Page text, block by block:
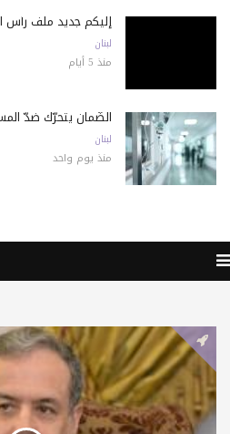
إليكم جديد ملف رأس
لبنان
منذ 5 أيام
الضّمان يتحرّك ضدّ
لبنان
منذ يوم واحد